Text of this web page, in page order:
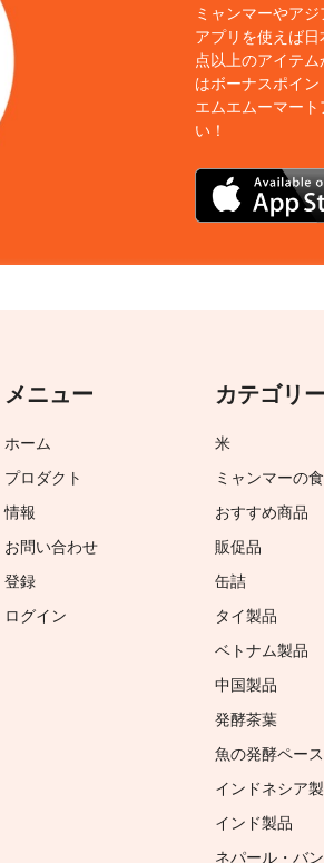
ミャンマーやア
アプリを使えば
点以上のアイテ
はボーナスポイン
エムエムーマー
い！
メニュー
ホーム
プロダクト
情報
お問い合わせ
登録
ログイン
カテゴリ
米
ミャンマーの
おすすめ商品
販促品
缶詰
タイ製品
ベトナム製品
中国製品
発酵茶葉
魚の発酵ペー
インドネシア
インド製品
ネパール・バ